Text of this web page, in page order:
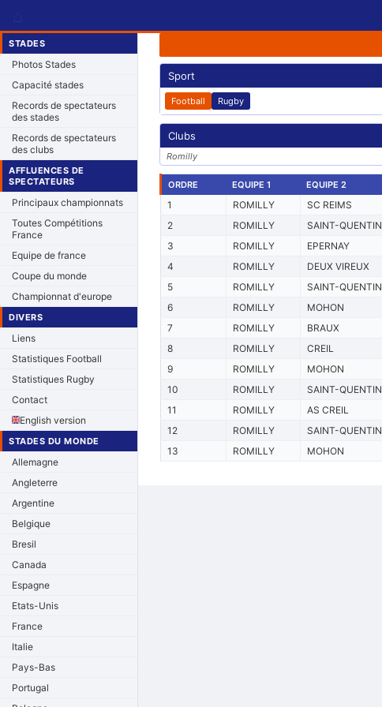
STADES
Photos Stades
Capacité stades
Records de spectateurs
des stades
Records de spectateurs
des clubs
AFFLUENCES DE
SPECTATEURS
Principaux championnats
Toutes Compétitions
France
Equipe de france
Coupe du monde
Championnat d'europe
DIVERS
Liens
Statistiques Football
Statistiques Rugby
Contact
English version
STADES DU MONDE
Allemagne
Angleterre
Argentine
Belgique
Bresil
Canada
Espagne
Etats-Unis
France
Italie
Pays-Bas
Portugal
Sport
Football Rugby
Clubs
Romilly
ORDRE EQUIPE 1 EQUIPE 2
1 ROMILLY SC REIMS
2
ROMILLY SAINT-QUENTIN
3
ROMILLY EPERNAY
4
ROMILLY DEUX VIREUX
5
ROMILLY SAINT-QUENTIN
6
ROMILLY MOHON
7
ROMILLY BRAUX
8
ROMILLY CREIL
9
ROMILLY MOHON
10
ROMILLY SAINT-QUENTIN
11
ROMILLY AS CREIL
12
ROMILLY SAINT-QUENTIN
13
ROMILLY MOHON